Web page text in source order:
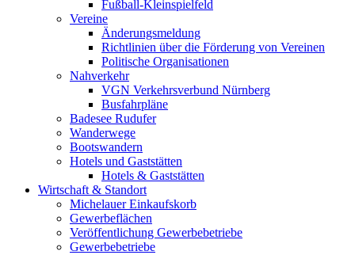
Fußball-Kleinspielfeld
Vereine
Änderungsmeldung
Richtlinien über die Förderung von Vereinen
Politische Organisationen
Nahverkehr
VGN Verkehrsverbund Nürnberg
Busfahrpläne
Badesee Rudufer
Wanderwege
Bootswandern
Hotels und Gaststätten
Hotels & Gaststätten
Wirtschaft & Standort
Michelauer Einkaufskorb
Gewerbeflächen
Veröffentlichung Gewerbebetriebe
Gewerbebetriebe